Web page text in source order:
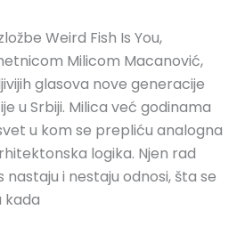
Weird Fish Is You,
Milicom Macanović,
glasova nove generacije
u Srbiji. Milica već godinama
u kom se prepliću analogna
logika. Njen rad
nastaju i nestaju odnosi, šta se
kada